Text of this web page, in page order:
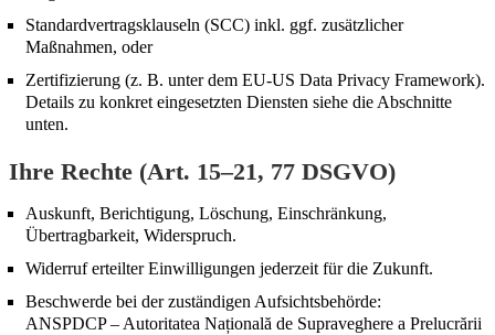
Standardvertragsklauseln (SCC) inkl. ggf. zusätzlicher
Maßnahmen, oder
Zertifizierung (z. B. unter dem EU-US Data Privacy Framework).
Details zu konkret eingesetzten Diensten siehe die Abschnitte
unten.
Ihre Rechte (Art. 15–21, 77 DSGVO)
Auskunft, Berichtigung, Löschung, Einschränkung,
Übertragbarkeit, Widerspruch.
Widerruf erteilter Einwilligungen jederzeit für die Zukunft.
Beschwerde bei der zuständigen Aufsichtsbehörde:
ANSPDCP – Autoritatea Națională de Supraveghere a Prelucrării